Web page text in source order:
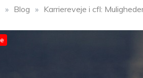
» Blog » Karriereveje i cfl: